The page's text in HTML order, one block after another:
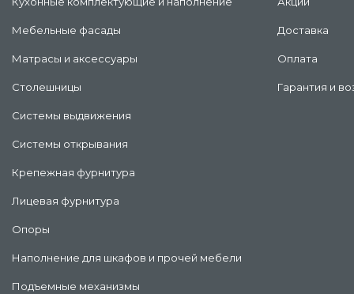
Мебельные фасады
Матрасы и аксессуары
Столешницы
Системы выдвижения
Системы открывания
Крепежная фурнитура
Лицевая фурнитура
Опоры
Наполнение для шкафов и прочей мебели
Подъемные механизмы
Доставка
Оплата
Гарантия и